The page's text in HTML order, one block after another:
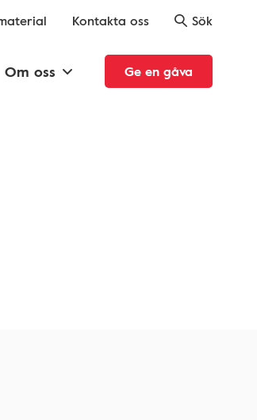
Kontakta oss Sök
Om oss Ge en gåva